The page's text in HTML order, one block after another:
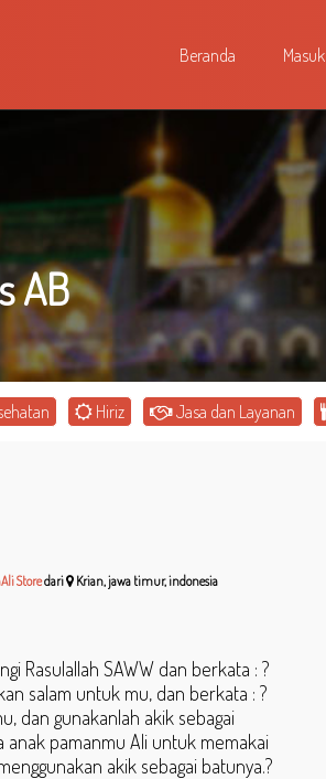
Beranda Masuk
AB
Hiriz Jasa dan Layanan
Storedari Krian, jawa timur, indonesia
Rasulallah SAWW dan berkata : ?
salam untuk mu, dan berkata : ?
dan gunakanlah akik sebagai
anak pamanmu Ali untuk memakai
akik sebagai batunya.?